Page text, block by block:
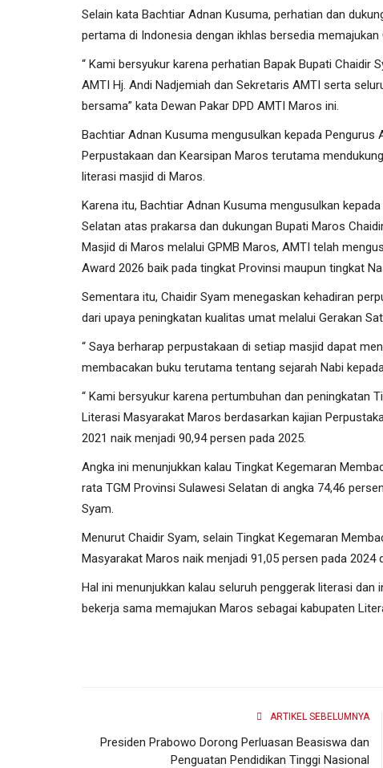
Selain kata Bachtiar Adnan Kusuma, perhatian dan
pertama di Indonesia dengan ikhlas bersedia
“ Kami bersyukur karena perhatian Bapak Bupati Chaidir
AMTI Hj. Andi Nadjemiah dan Sekretaris AMTI serta
bersama” kata Dewan Pakar DPD AMTI Maros ini.
Bachtiar Adnan Kusuma mengusulkan kepada
Perpustakaan dan Kearsipan Maros terutama
literasi masjid di Maros.
Karena itu, Bachtiar Adnan Kusuma mengusulkan
Selatan atas prakarsa dan dukungan Bupati Maros
Masjid di Maros melalui GPMB Maros, AMTI telah
Award 2026 baik pada tingkat Provinsi maupun tingkat
Sementara itu, Chaidir Syam menegaskan kehadiran
dari upaya peningkatan kualitas umat melalui Gerakan
“ Saya berharap perpustakaan di setiap masjid dapat
membacakan buku terutama tentang sejarah Nabi
“ Kami bersyukur karena pertumbuhan dan peningkatan
Literasi Masyarakat Maros berdasarkan kajian
2021 naik menjadi 90,94 persen pada 2025.
Angka ini menunjukkan kalau Tingkat Kegemaran
rata TGM Provinsi Sulawesi Selatan di angka 74,46
Syam.
Menurut Chaidir Syam, selain Tingkat Kegemaran
Masyarakat Maros naik menjadi 91,05 persen pada 2024
Hal ini menunjukkan kalau seluruh penggerak literasi
bekerja sama memajukan Maros sebagai kabupaten
ARTIKEL SEBELUMNYA
Presiden Prabowo Dorong Perluasan Beasiswa dan
Penguatan Pendidikan Tinggi Nasional